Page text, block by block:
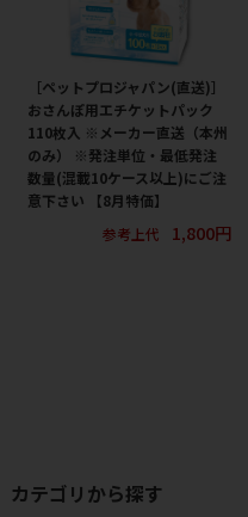
［ペットプロジャパン(直送)］
おさんぽ用エチケットパック
110枚入 ※メーカー直送（本州
のみ） ※発注単位・最低発注
数量(混載10ケース以上)にご注
意下さい 【8月特価】
参考上代
1,800円
カテゴリから探す